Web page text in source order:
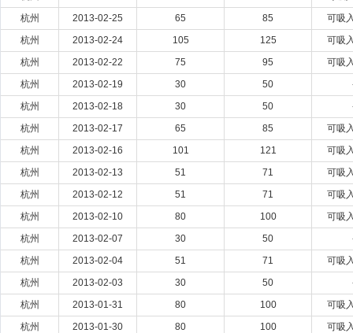
杭州
2013-02-25 65 85
可吸
杭州
2013-02-24 105 125
可吸
杭州
2013-02-22 75 95
可吸
杭州
2013-02-19 30 50
杭州
2013-02-18 30 50
杭州
2013-02-17 65 85
可吸
杭州
2013-02-16 101 121
可吸
杭州
2013-02-13 51 71
可吸
杭州
2013-02-12 51 71
可吸
杭州
2013-02-10 80 100
可吸
杭州
2013-02-07 30 50
杭州
2013-02-04 51 71
可吸
杭州
2013-02-03 30 50
杭州
2013-01-31 80 100
可吸
杭州
2013-01-30 80 100
可吸